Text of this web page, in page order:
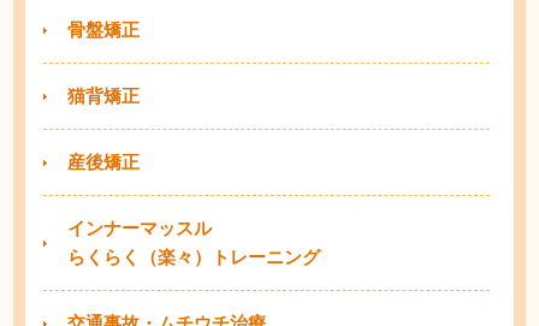
骨盤矯正
猫背矯正
産後矯正
インナーマッスル
らくらく（楽々）トレーニング